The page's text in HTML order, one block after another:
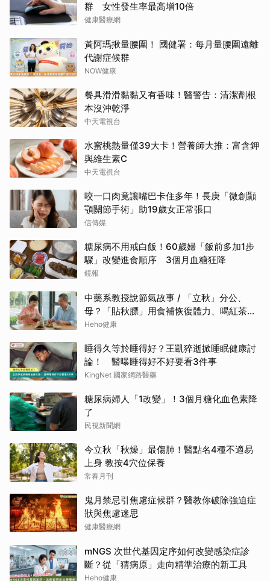
群 女性發生率最高增10倍
健康醫療網
黃阿瑪揪量腰圍！ 國健署：每月量腰圍遠離
代謝症候群
NOW健康
餐具滑滑黏黏又有香味！醫警告：清潔劑根
本沒沖乾淨
中天電視台
水蜜桃熱量僅39大卡！營養師大推：富含鉀
與維生素C
中天電視台
咬一口肉竟讓嘴巴卡住多年！長庚「微創顳
顎關節手術」助19歲女正常張口
信傳媒
糖尿病不用戒白飯！60歲婦「飯前多加1步
驟」改變進食順序 3個月血糖狂降
鏡報
中藥系教授說節氣故事 / 「立秋」分公、
母？「貼秋膘」用食補恢復體力、喝紅茶可
潤燥
Heho健康
睡得久等於睡得好？王凱猝逝掀睡眠健康討
論！ 醫曝睡得好不好要看3件事
KingNet 國家網路醫藥
糖尿病婦人「1改變」！3個月糖化血色素降
了
民視新聞網
今立秋「秋燥」最傷肺！醫點名4種不適易
上身 教按4穴位保養
常春月刊
鬼月禁忌引焦慮症候群？醫教你破除強迫症
狀與焦慮迷思
健康醫療網
mNGS 次世代基因定序如何改變感染症診
斷？從「猜病原」走向精準治療的新工具
Heho健康